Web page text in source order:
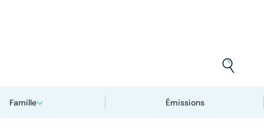
Famille Émissions